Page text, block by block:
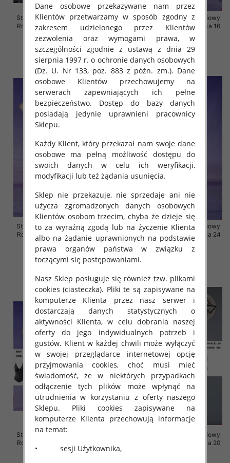
Stroje kąpielowe dwuczęściowy
Roz 46-60, Mix Kolor Paczka 12
szt.
44.00 zł
szczegóły
Stroje kąpielowe dwuczęściowy
Roz 46-60, Mix Kolor Paczka 16
44.00 zł
szczegóły
Stroje kąpielowe dwuczęściowy
Roz 46-60, Mix Kolor Paczka 16
szt.
44.00 zł
Stroje kąpielowe dwuczęściowy
Roz 46-60, Mix Kolor Paczka 24
szt.
Stroje kąpielowe dwuczęściowy
Roz 46-60, Mix Kolor Paczka 16
szt.
Stroje kąpielowe dwuczęściowy
Roz 40-48, Mix Kolor Paczka 20
Dane osobowe przekazywane nam przez
Klientów przetwarzamy w sposób zgodny z
zakresem udzielonego przez Klientów
zezwolenia oraz wymogami prawa, w
szczególności zgodnie z ustawą z dnia 29
sierpnia 1997 r. o ochronie danych osobowych
(Dz. U. Nr 133, poz. 883 z późn. zm.). Dane
osobowe Klientów przechowujemy na
serwerach zapewniających ich pełne
bezpieczeństwo. Dostęp do bazy danych
posiadają jedynie uprawnieni pracownicy
Sklepu.
Każdy Klient, który przekazał nam swoje dane
osobowe ma pełną możliwość dostępu do
swoich danych w celu ich weryfikacji,
modyfikacji lub też żądania usunięcia.
Sklep nie przekazuje, nie sprzedaje ani nie
użycza zgromadzonych danych osobowych
Klientów osobom trzecim, chyba że dzieje się
to za wyraźną zgodą lub na życzenie Klienta
albo na żądanie uprawnionych na podstawie
prawa organów państwa w związku z
toczącymi się postępowaniami.
Nasz Sklep posługuje się również tzw. plikami
cookies (ciasteczka). Pliki te są zapisywane na
komputerze Klienta przez nasz serwer i
dostarczają danych statystycznych o
aktywności Klienta, w celu dobrania naszej
oferty do jego indywidualnych potrzeb i
gustów. Klient w każdej chwili może wyłączyć
w swojej przeglądarce internetowej opcję
przyjmowania cookies, choć musi mieć
świadomość, że w niektórych przypadkach
odłączenie tych plików może wpłynąć na
utrudnienia w korzystaniu z oferty naszego
Sklepu. Pliki cookies zapisywane na
komputerze Klienta przechowują informacje
na temat:
• sesji Użytkownika,